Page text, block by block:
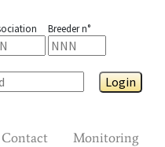
Breeder n°
Login
Contact Monitoring